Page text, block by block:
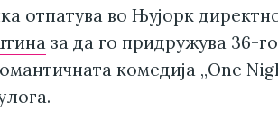
отпатува во Њујорк
за да го придружува 36-
комедија „One